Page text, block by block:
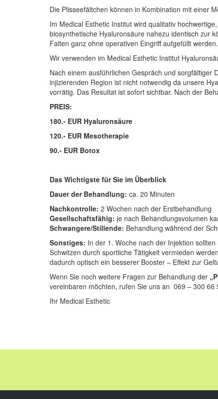
Die Plisseefältchen können in Kombination mit einer
Im Medical Esthetic Institut wird qualitativ
biosynthetische Hyaluronsäure nahezu identisch zur
Falten ganz ohne operativen Eingriff aufgefüllt werden.
Wir verwenden im Medical Esthetic Institut
Nach einem ausführlichen Gespräch und sorgfältiger
injizierenden Region ist nicht notwendig da unsere
vorrätig. Das Resultat ist sofort sichtbar. Nach der
PREIS:
180.- EUR Hyaluronsäure
120.- EUR Mesotherapie
90.- EUR Botox
Das Wichtigste für Sie im Überblick
Dauer der Behandlung: ca. 20 Minuten
Nachkontrolle: 2 Wochen nach der Erstbehandlung
Gesellschaftsfähig: je nach Behandlungsvolumen
Schwangere/Stillende: Behandlung während der
Sonstiges: In der 1. Woche nach der Injektion
Schwitzen durch sportliche Tätigkeit vermieden
dadurch optisch ein besserer Booster – Effekt zur
Wenn Sie noch weitere Fragen zur Behandlung der
vereinbaren möchten, rufen Sie uns an 069 – 300
Ihr Medical Esthetic